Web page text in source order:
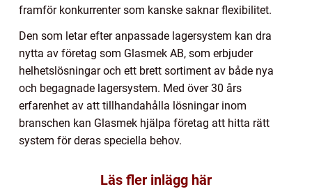
framför konkurrenter som kanske saknar flexibilitet.
Den som letar efter anpassade lagersystem kan dra
nytta av företag som Glasmek AB, som erbjuder
helhetslösningar och ett brett sortiment av både nya
och begagnade lagersystem. Med över 30 års
erfarenhet av att tillhandahålla lösningar inom
branschen kan Glasmek hjälpa företag att hitta rätt
system för deras speciella behov.
Läs fler inlägg här